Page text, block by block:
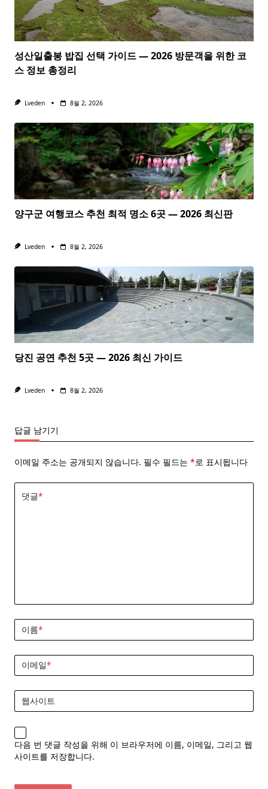
성산일출봉 밥집 선택 가이드 — 2026 방문객을 위한 코
스 정보 총정리
Lveden 8월 2, 2026
양구군 여행코스 추천 최적 명소 6곳 — 2026 최신판
Lveden 8월 2, 2026
당진 공연 추천 5곳 — 2026 최신 가이드
Lveden 8월 2, 2026
답글 남기기
이메일 주소는 공개되지 않습니다. 필수 필드는 *로 표시됩니다
댓글*
이름*
이메일*
웹사이트
다음 번 댓글 작성을 위해 이 브라우저에 이름, 이메일, 그리고 웹
사이트를 저장합니다.